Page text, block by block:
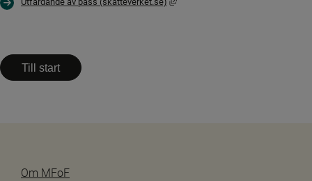
Till start
Om MFoF